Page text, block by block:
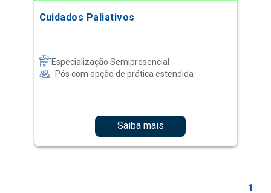
Cuidados Paliativos
Especialização Semipresencial
Pós com opção de prática estendida
Saiba mais
1